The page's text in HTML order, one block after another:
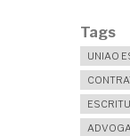
Tags
UNIAO